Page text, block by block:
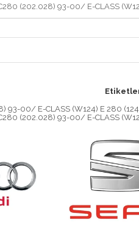
(202.028) 93-00/ E-CLASS
93-00/ E-CLASS (W124) E 280
(202.028) 93-00/ E-CLASS